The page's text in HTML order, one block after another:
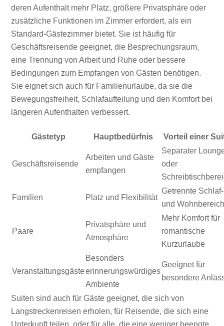
deren Aufenthalt mehr Platz, größere Privatsphäre oder
zusätzliche Funktionen im Zimmer erfordert, als ein
Standard-Gästezimmer bietet. Sie ist häufig für
Geschäftsreisende geeignet, die Besprechungsraum,
eine Trennung von Arbeit und Ruhe oder bessere
Bedingungen zum Empfangen von Gästen benötigen.
Sie eignet sich auch für Familienurlaube, da sie die
Bewegungsfreiheit, Schlafaufteilung und den Komfort bei
längeren Aufenthalten verbessert.
Gästetyp Hauptbedürfnis Vorteil einer
Geschäftsreisende
Arbeiten und Gäste
empfangen
Separater
oder
Familien Platz und Flexibilität
Getrennte Schlaf-
und
Paare
Privatsphäre und
Atmosphäre
Mehr Komfort für
romantische
Kurzurlaube
Veranstaltungsgäste
Besonders
erinnerungswürdiges
Ambiente
Geeignet für
besondere
Suiten sind auch für Gäste geeignet, die sich von
Langstreckenreisen erholen, für Reisende, die sich eine
Unterkunft teilen, oder für alle, die eine weniger beengte